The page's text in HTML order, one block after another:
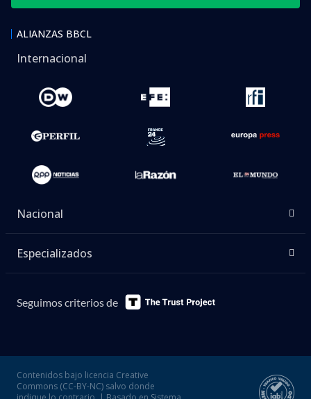
ALIANZAS BBCL
Internacional
Nacional
Especializados
Seguimos criterios de
Contenidos bajo licencia Creative
Commons (CC-BY-NC) salvo donde